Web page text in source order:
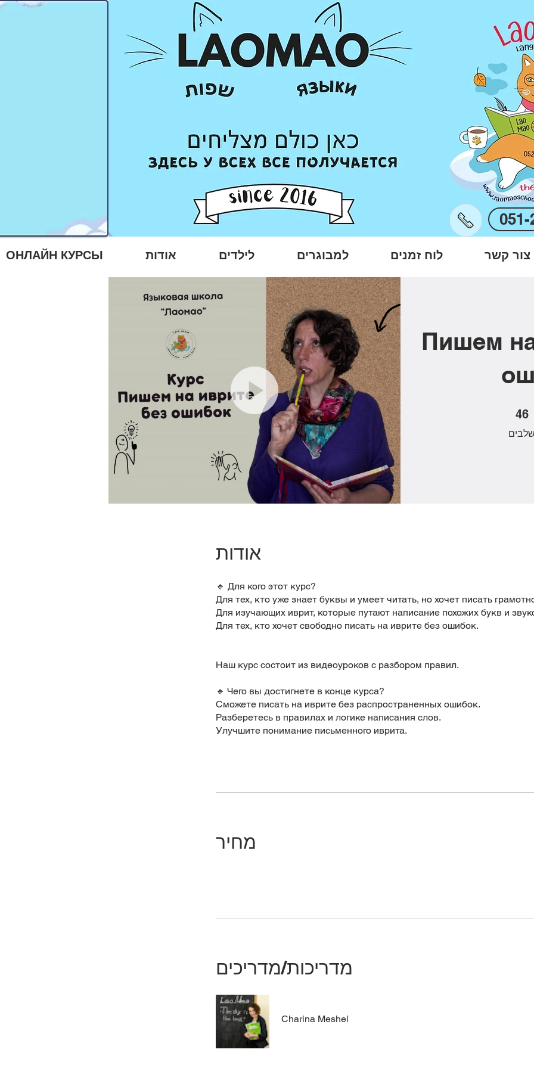
051-
ОНЛАЙН КУРСЫ אודות לילדים למבוגרים לוח זמנים צור קשר
Пишем
46
שלבים
אודות
🔹 Для кого этот курс?
Для тех, кто уже знает буквы и умеет читать, но хочет писать
Для изучающих иврит, которые путают написание похожих букв и
Для тех, кто хочет свободно писать на иврите без ошибок.
Наш курс состоит из видеоуроков с разбором правил.
🔹 Чего вы достигнете в конце курса?
Сможете писать на иврите без распространенных ошибок.
Разберетесь в правилах и логике написания слов.
Улучшите понимание письменного иврита.
מחיר
מדריכות/מדריכים
Charina Meshel